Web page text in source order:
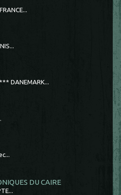
DANEMARK...
DU CAIRE